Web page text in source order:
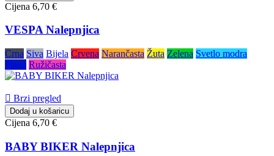
Cijena 6,70 €
VESPA Nalepnjica
Crna Siva Bijela Crvena Narančasta Žuta Zelena Svetlo modra
Plava Ružičasta
 Brzi pregled
Dodaj u košaricu
Cijena 6,70 €
BABY BIKER Nalepnjica